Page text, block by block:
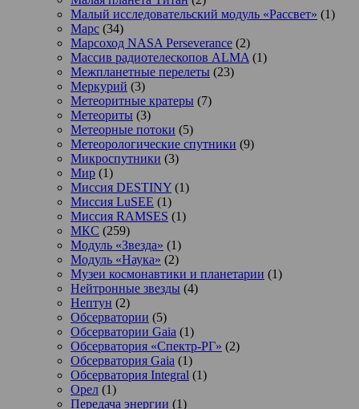
Малый исследовательский модуль «Рассвет» (1)
Марс (34)
Марсоход NASA Perseverance (2)
Массив радиотелескопов ALMA (1)
Межпланетные перелеты (23)
Меркурий (3)
Метеоритные кратеры (7)
Метеориты (3)
Метеорные потоки (5)
Метеорологические спутники (9)
Микроспутники (3)
Мир (1)
Миссия DESTINY (1)
Миссия LuSEE (1)
Миссия RAMSES (1)
МКС (259)
Модуль «Звезда» (1)
Модуль «Наука» (2)
Музеи космонавтики и планетарии (1)
Нейтронные звезды (4)
Нептун (2)
Обсерватории (5)
Обсерватории Gaia (1)
Обсерватория «Спектр-РГ» (2)
Обсерватория Gaia (1)
Обсерватория Integral (1)
Орел (1)
Передача энергии (1)